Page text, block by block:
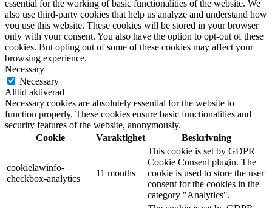
essential for the working of basic functionalities of the website. We
also use third-party cookies that help us analyze and understand how
you use this website. These cookies will be stored in your browser
only with your consent. You also have the option to opt-out of these
cookies. But opting out of some of these cookies may affect your
browsing experience.
Necessary
Necessary
Alltid aktiverad
Necessary cookies are absolutely essential for the website to
function properly. These cookies ensure basic functionalities and
security features of the website, anonymously.
Cookie
Varaktighet Beskrivning
cookielawinfo-
checkbox-analytics
11 months
This cookie is set by GDPR
Cookie Consent plugin. The
cookie is used to store the user
consent for the cookies in the
category "Analytics".